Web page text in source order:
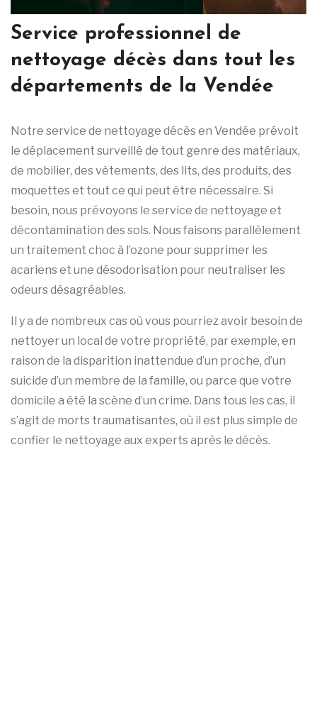
Service professionnel de
nettoyage décès dans tout les
départements de la Vendée
Notre service de nettoyage décès en Vendée prévoit
le déplacement surveillé de tout genre des matériaux,
de mobilier, des vêtements, des lits, des produits, des
moquettes et tout ce qui peut être nécessaire. Si
besoin, nous prévoyons le service de nettoyage et
décontamination des sols. Nous faisons parallèlement
un traitement choc à l’ozone pour supprimer les
acariens et une désodorisation pour neutraliser les
odeurs désagréables.
Il y a de nombreux cas où vous pourriez avoir besoin de
nettoyer un local de votre propriété, par exemple, en
raison de la disparition inattendue d’un proche, d’un
suicide d’un membre de la famille, ou parce que votre
domicile a été la scène d’un crime. Dans tous les cas, il
s’agit de morts traumatisantes, où il est plus simple de
confier le nettoyage aux experts après le décès.